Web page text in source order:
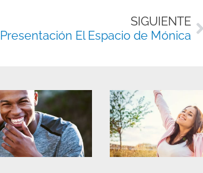
SIGUIENTE
Presentación El Espacio de Mónica